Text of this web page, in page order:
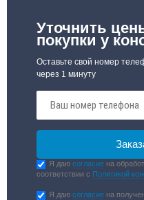
Уточнить
покупки у
Оставьте свой номер
через 1 минуту
Я даюсогласие на
соответствии с Политикой
Я даюсогласие на